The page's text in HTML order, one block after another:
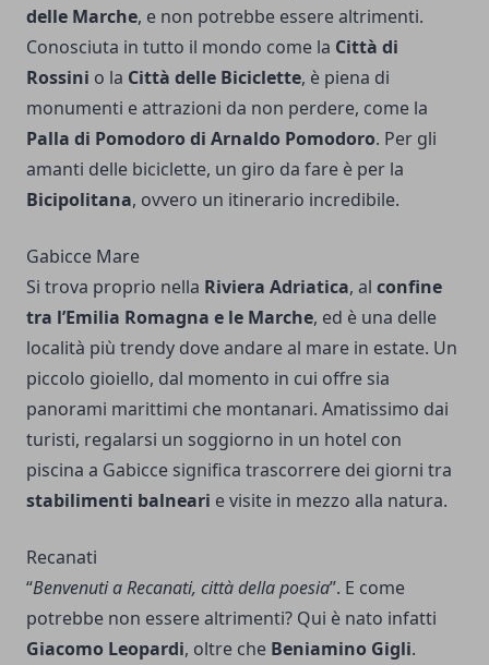
delle Marche, e non potrebbe essere altrimenti.
Conosciuta in tutto il mondo come la Città di
Rossini o la Città delle Biciclette, è piena di
monumenti e attrazioni da non perdere, come la
Palla di Pomodoro di Arnaldo Pomodoro. Per gli
amanti delle biciclette, un giro da fare è per la
Bicipolitana, ovvero un itinerario incredibile.
Gabicce Mare
Si trova proprio nella Riviera Adriatica, al confine
tra l’Emilia Romagna e le Marche, ed è una delle
località più trendy dove andare al mare in estate. Un
piccolo gioiello, dal momento in cui offre sia
panorami marittimi che montanari. Amatissimo dai
turisti, regalarsi un soggiorno in un hotel con
piscina a Gabicce significa trascorrere dei giorni tra
stabilimenti balneari e visite in mezzo alla natura.
Recanati
“Benvenuti a Recanati, città della poesia”. E come
potrebbe non essere altrimenti? Qui è nato infatti
Giacomo Leopardi, oltre che Beniamino Gigli.